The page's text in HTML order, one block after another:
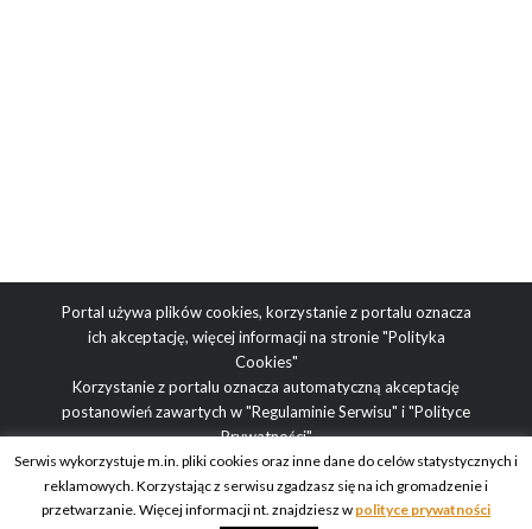
Portal używa plików cookies, korzystanie z portalu oznacza
ich akceptację, więcej informacji na stronie"Polityka
Cookies"
Korzystanie z portalu oznacza automatyczną akceptację
postanowień zawartych w"Regulaminie Serwisu" i"Polityce
Prywatności"
Adres redakcji: ul. Obrazkowa 2, 03-188 Warszawa | tel.
redakcyjny: +48 512 936 995 | e-mail: blog@obcasy.pl
Serwis wykorzystuje m.in. pliki cookies oraz inne dane do celów statystycznych i
reklamowych. Korzystając z serwisu zgadzasz się na ich gromadzenie i
przetwarzanie. Więcej informacji nt. znajdziesz w polityce prywatności